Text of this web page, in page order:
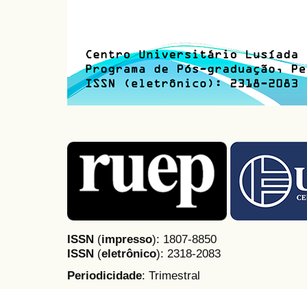
ISSN (impresso): 1807-8850
ISSN (eletrônico): 2318-2083
Periodicidade: Trimestral